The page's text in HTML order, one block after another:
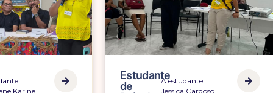
Estudante
de
A experiência de
atuar diretamente